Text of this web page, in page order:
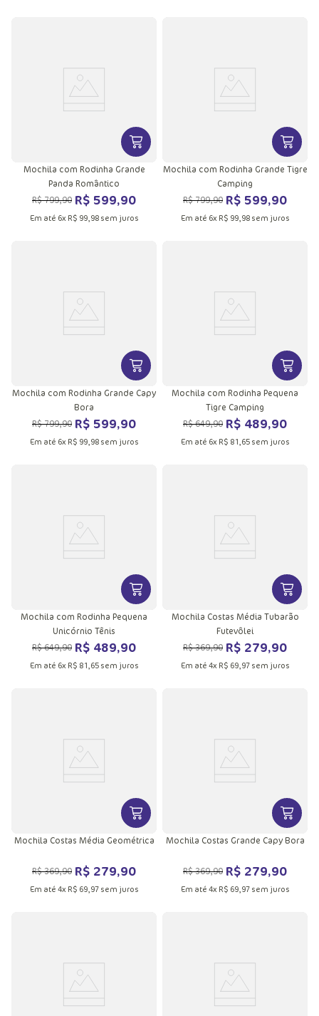
VER MAIS INFORMAÇÕES DO
Mochila com Rodinha Grande
Panda Romântico
R$799,90 R$ 599,90
Em até 6x R$ 99, 98sem juros
VER
Mochila com Rodinha Grande Tigre
Camping
R$799,90 R$ 599,90
Em até 6x R$ 99, 98sem juros
VER MAIS INFORMAÇÕES DO
Mochila com Rodinha Grande Capy
Bora
R$799,90 R$ 599,90
Em até 6x R$ 99, 98sem juros
VER
Mochila com Rodinha Pequena
Tigre Camping
R$649,90 R$ 489,90
Em até 6x R$ 81 65sem juros
VER MAIS INFORMAÇÕES DO
Mochila com Rodinha Pequena
Unicórnio Tênis
R$649,90 R$ 489,90
Em até 6x R$ 81 65sem juros
VER
Mochila Costas Média Tubarão
Futevôlei
R$369,90 R$ 279,90
Em até 4x R$ 69, 97sem juros
VER MAIS INFORMAÇÕES DO
Mochila Costas Média Geométrica
R$369,90 R$ 279,90
Em até 4x R$ 69, 97sem juros
VER
Mochila Costas Grande Capy Bora
R$369,90 R$ 279,90
Em até 4x R$ 69, 97sem juros